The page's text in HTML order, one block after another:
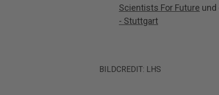
Scientists For Future und
- Stuttgart
BILDCREDIT: LHS